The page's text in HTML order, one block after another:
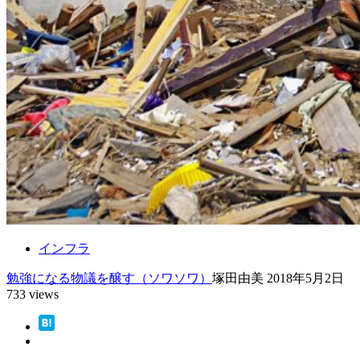
インフラ
勉強になる物議を醸す（ソワソワ） 塚田由美 2018年5月2日
733 views